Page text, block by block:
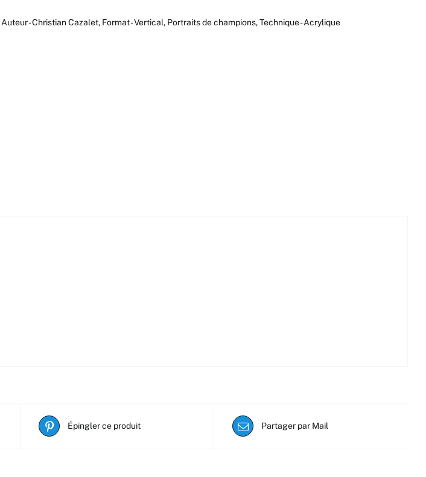
Auteur - Christian Cazalet, Format - Vertical, Portraits de champions,Technique - Acrylique
Épingler ce produit Partager par Mail